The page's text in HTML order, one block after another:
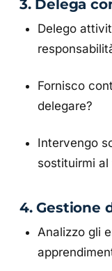
3. Delega
Delego
Fornisco
delegare?
Intervengo
sostituirmi al
4. Gestione
Analizzo gli